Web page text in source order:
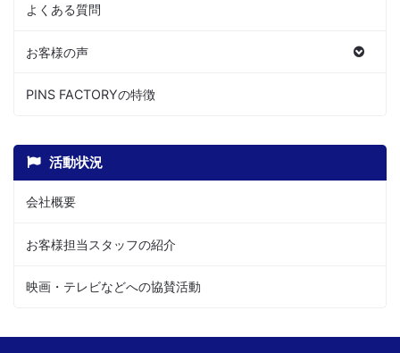
よくある質問
お客様の声
PINS FACTORYの特徴
活動状況
会社概要
お客様担当スタッフの紹介
映画・テレビなどへの協賛活動